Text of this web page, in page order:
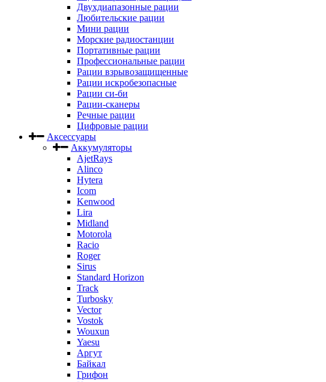
Двухдиапазонные рации
Любительские рации
Мини рации
Морские радиостанции
Портативные рации
Профессиональные рации
Рации взрывозащищенные
Рации искробезопасные
Рации си-би
Рации-сканеры
Речные рации
Цифровые рации
Аксессуары
Аккумуляторы
AjetRays
Alinco
Hytera
Icom
Kenwood
Lira
Midland
Motorola
Racio
Roger
Sirus
Standard Horizon
Track
Turbosky
Vector
Vostok
Wouxun
Yaesu
Аргут
Байкал
Грифон